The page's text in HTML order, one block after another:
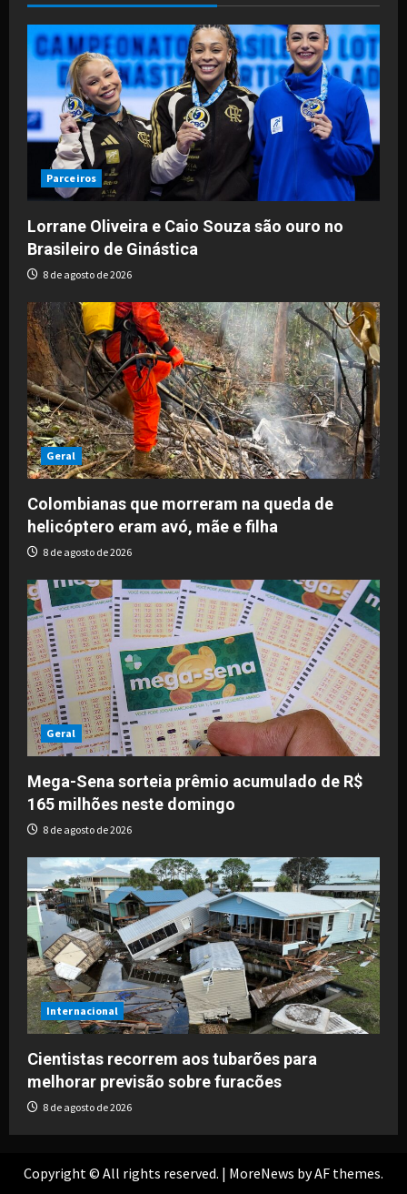
Parceiros
Lorrane Oliveira e Caio Souza são ouro no
Brasileiro de Ginástica
8 de agosto de 2026
Geral
Colombianas que morreram na queda de
helicóptero eram avó, mãe e filha
8 de agosto de 2026
Geral
Mega-Sena sorteia prêmio acumulado de R$
165 milhões neste domingo
8 de agosto de 2026
Internacional
Cientistas recorrem aos tubarões para
melhorar previsão sobre furacões
8 de agosto de 2026
Copyright © All rights reserved. | MoreNews by AF themes.